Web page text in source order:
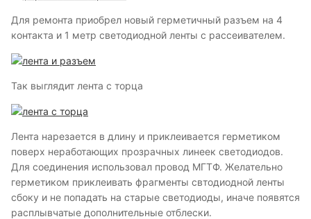
Для ремонта приобрел новый герметичный разъем на 4
контакта и 1 метр светодиодной ленты с рассеивателем.
Так выглядит лента с торца
Лента нарезается в длину и приклеивается герметиком
поверх неработающих прозрачных линеек светодиодов.
Для соединения использовал провод МГТФ. Желательно
герметиком приклеивать фрагменты свтодиодной ленты
сбоку и не попадать на старые светодиоды, иначе появятся
расплывчатые дополнительные отблески.